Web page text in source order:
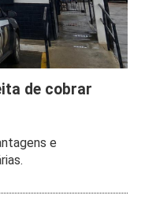
de cobrar
e